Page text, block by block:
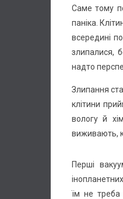
Саме тому
паніка.
всередині
злипалися,
надто
Злипання
клітини
вологу й
виживають,
Перші
їм не треба